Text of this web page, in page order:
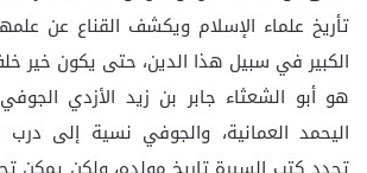
تأريخ علماء الإسلام ويكشف القناع عن
الكبير في سبيل هذا الدين، حتى يكون خير
هو أبو الشعثاء جابر بن زيد الأزدي
اليحمد العمانية، والجوفي نسية إلى درب